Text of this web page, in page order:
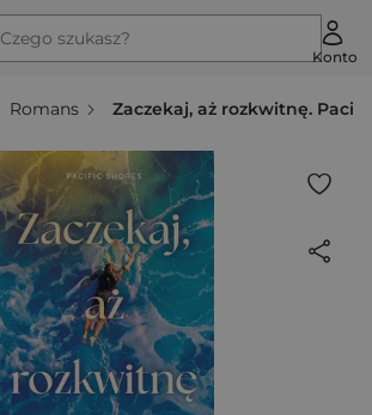
Czego szukasz?
Konto
Romans Zaczekaj, aż rozkwitnę.